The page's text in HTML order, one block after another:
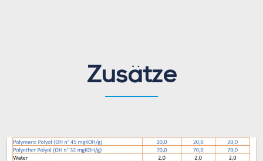
Zusätze